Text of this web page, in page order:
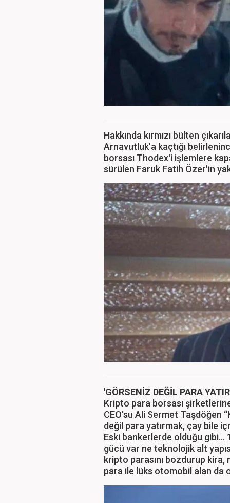
Hakkında kırmızı bülten
Arnavutluk'a kaçtığı
borsası Thodex'i işlemlere
sürülen Faruk Fatih Özer'in
'GÖRSENİZ DEĞİL PARA
Kripto para borsası
CEO’su Ali Sermet Taşdöğen
değil para yatırmak, çay bile
Eski bankerlerde olduğu
gücü var ne teknolojik alt
kripto parasını bozdurup
para ile lüks otomobil alan da